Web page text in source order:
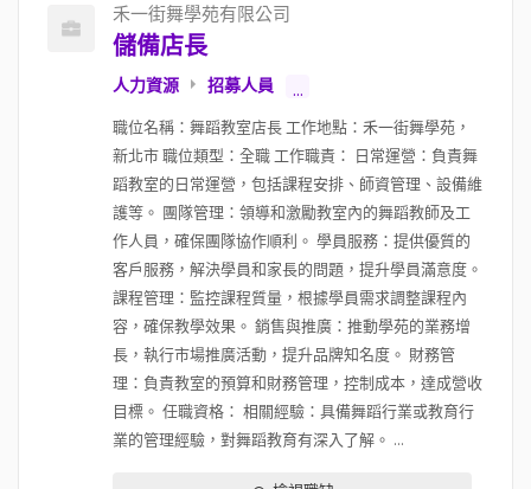
禾一街舞學苑有限公司
儲備店長
人力資源 招募人員 ...
職位名稱：舞蹈教室店長 工作地點：禾一街舞學苑，
新北市 職位類型：全職 工作職責： 日常運營：負責舞
蹈教室的日常運營，包括課程安排、師資管理、設備維
護等。 團隊管理：領導和激勵教室內的舞蹈教師及工
作人員，確保團隊協作順利。 學員服務：提供優質的
客戶服務，解決學員和家長的問題，提升學員滿意度。
課程管理：監控課程質量，根據學員需求調整課程內
容，確保教學效果。 銷售與推廣：推動學苑的業務增
長，執行市場推廣活動，提升品牌知名度。 財務管
理：負責教室的預算和財務管理，控制成本，達成營收
目標。 任職資格： 相關經驗：具備舞蹈行業或教育行
業的管理經驗，對舞蹈教育有深入了解。 ...